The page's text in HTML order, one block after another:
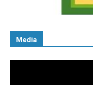
Media